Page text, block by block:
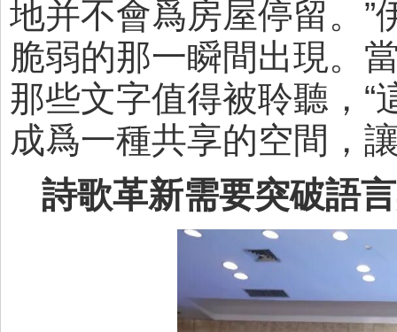
地并不會爲房屋停留。”
脆弱的那一瞬間出現。
那些文字值得被聆聽，
成爲一種共享的空間，
詩歌革新需要突破語